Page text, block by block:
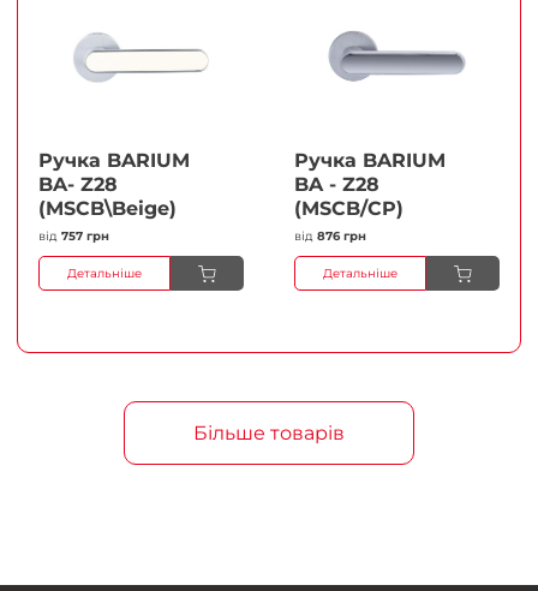
Ручка BARIUM
BA- Z28
(MSCB\Beige)
від 757 грн
Детальніше
Ручка BARIUM
BA - Z28
(MSCB/CP)
від 876 грн
Детальніше
Більше товарів